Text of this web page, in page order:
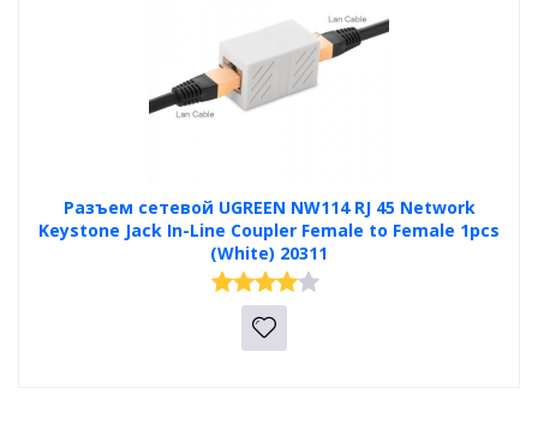
Разъем сетевой UGREEN NW114 RJ 45 Network
Keystone Jack In-Line Coupler Female to Female 1pcs
(White) 20311